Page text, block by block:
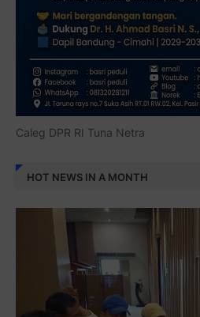
Caleg DPR RI Tuna Netra
HOT NEWS IN A MONTH